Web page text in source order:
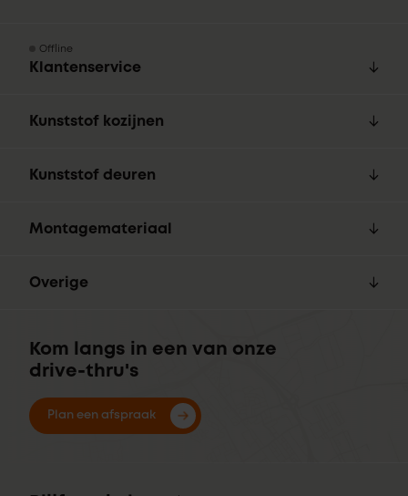
Offline
Klantenservice
Kunststof kozijnen
Kunststof deuren
Montagemateriaal
Overige
Kom langs in een van onze
drive-thru's
Plan een afspraak